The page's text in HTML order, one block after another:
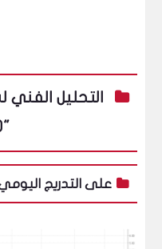
التحليل
"MPCO"
على التدريج